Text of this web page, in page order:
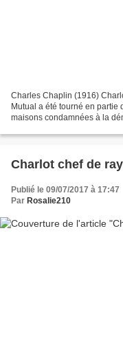
Charles Chaplin (1916)
Mutual a été tourné en
maisons condamnées à la
Charlot chef de
Publié le 09/07/2017 à 17:47
Par Rosalie210